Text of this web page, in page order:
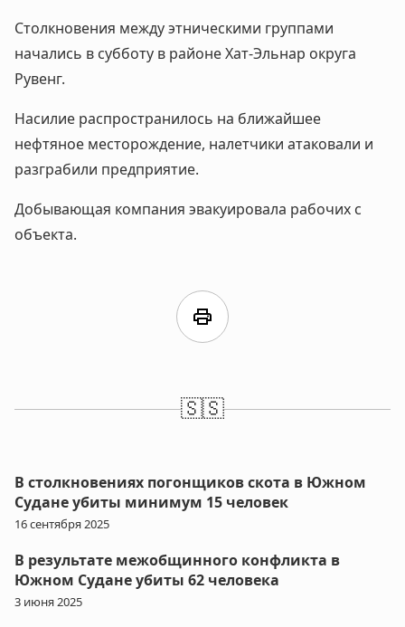
Столкновения между этническими группами
начались в субботу в районе Хат-Эльнар округа
Рувенг.
Насилие распространилось на ближайшее
нефтяное месторождение, налетчики атаковали и
разграбили предприятие.
Добывающая компания эвакуировала рабочих с
объекта.
print
🇸🇸
В столкновениях погонщиков скота в Южном
Судане убиты минимум 15 человек
16 сентября 2025
В результате межобщинного конфликта в
Южном Судане убиты 62 человека
3 июня 2025